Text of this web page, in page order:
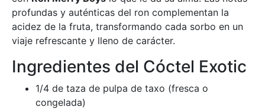
profundas y auténticas del ron complementan la
acidez de la fruta, transformando cada sorbo en un
viaje refrescante y lleno de carácter.
Ingredientes del Cóctel Exotic
1/4 de taza de pulpa de taxo (fresca o
congelada)